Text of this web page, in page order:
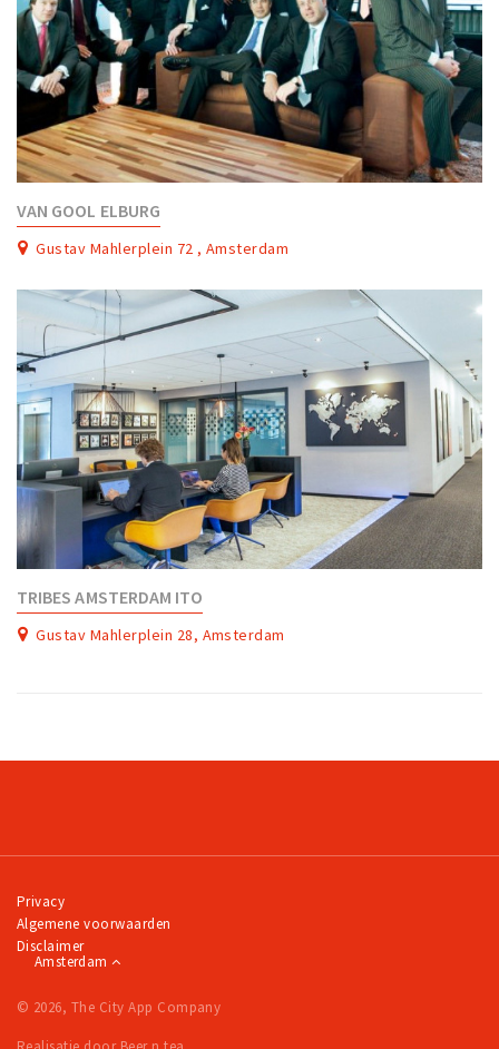
VAN GOOL ELBURG
Gustav Mahlerplein 72 , Amsterdam
TRIBES AMSTERDAM ITO
Gustav Mahlerplein 28, Amsterdam
Privacy
Algemene voorwaarden
Disclaimer
Amsterdam
© 2026, The City App Company